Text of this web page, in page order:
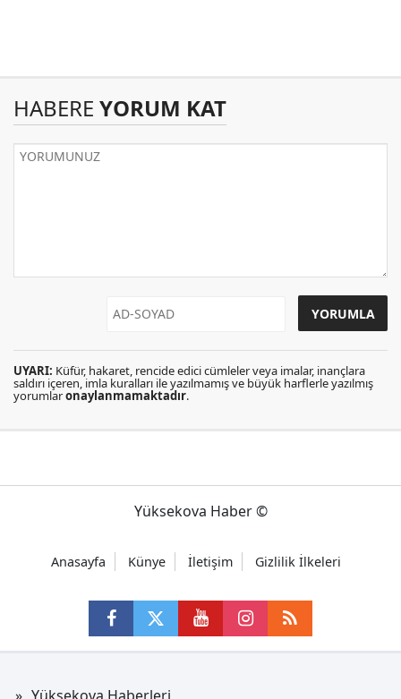
HABERE YORUM KAT
UYARI: Küfür, hakaret, rencide edici cümleler veya imalar, inançlara
saldırı içeren, imla kuralları ile yazılmamış ve büyük harflerle yazılmış
yorumlaronaylanmamaktadır.
Yüksekova Haber ©
Anasayfa Künye İletişim Gizlilik İlkeleri